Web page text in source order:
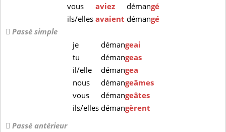
vous
aviez démangé
ils/elles avaient démangé
Passé simple
je
démangeai
tu
démangeas
il/elle
démangea
nous
démangeâmes
vous
démangeâtes
ils/elles démangèrent
Passé antérieur